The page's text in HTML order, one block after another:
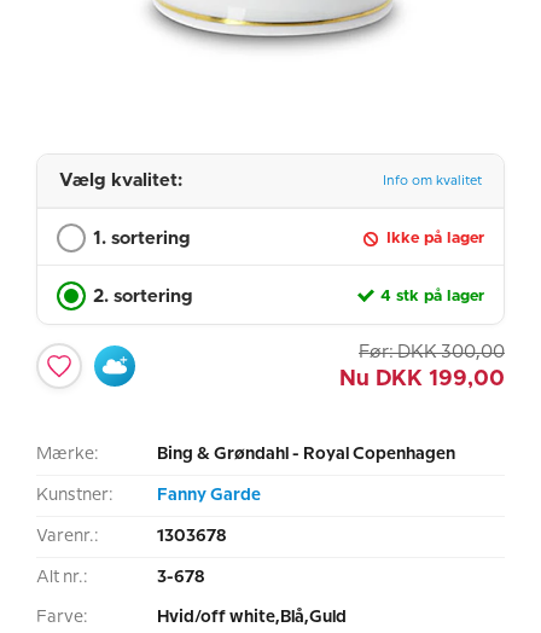
Vælg kvalitet: Info om kvalitet
1. sortering Ikke på lager
2. sortering 4 stk på lager
Før: DKK 300,00
Nu DKK 199,00
Mærke: Bing & Grøndahl - Royal Copenhagen
Kunstner: Fanny Garde
Varenr.: 1303678
Alt nr.: 3-678
Farve: Hvid/off white,Blå,Guld